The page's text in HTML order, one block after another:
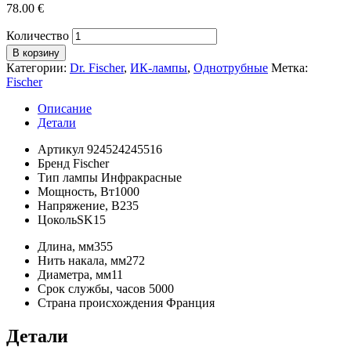
78.00 €
Количество
В корзину
Категории: Dr. Fischer, ИК-лампы, Однотрубные Метка:
Fischer
Описание
Детали
Артикул 924524245516
Бренд Fischer
Тип лампы Инфракрасные
Мощность, Вт1000
Напряжение, В235
ЦокольSK15
Длина, мм355
Нить накала, мм272
Диаметра, мм11
Срок службы, часов 5000
Страна происхождения Франция
Детали